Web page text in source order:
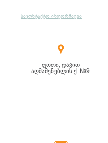
საკონტაქტო ინფორმაცია

ფოთი, დავით
აღმაშენებლის ქ. №9